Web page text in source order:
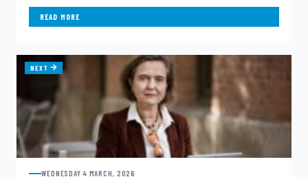
READ MORE
NEXT
WEDNESDAY 4 MARCH, 2026